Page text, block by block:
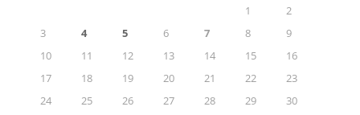
1
2
3
4 5 6 7 8
9
10
11 12 13 14 15
16
17
18 19 20 21 22
23
24
25 26 27 28 29
30